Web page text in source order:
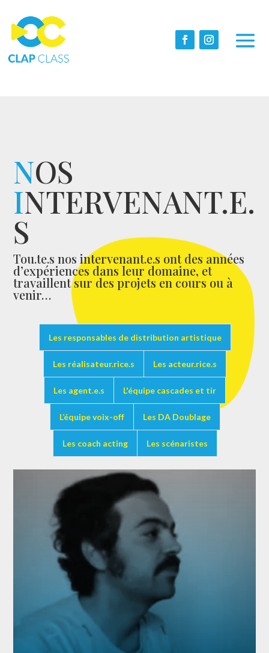
NOS
INTERVENANT.E.
S
Tou.te.s nos intervenant.e.s ont des années
d’expériences dans leur domaine, et
travaillent sur des projets en cours ou à
venir…
Les responsables de distribution artistique
Les réalisateur.rice.s Les acteur.rice.s
Les agent.e.s L'équipe cascades et tir
L’équipe voix-off Les DA Doublage
Les coach acting Les scénaristes